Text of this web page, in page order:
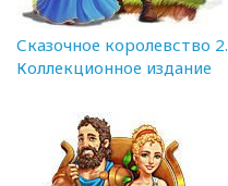
Сказочное королевство 2.
Коллекционное издание